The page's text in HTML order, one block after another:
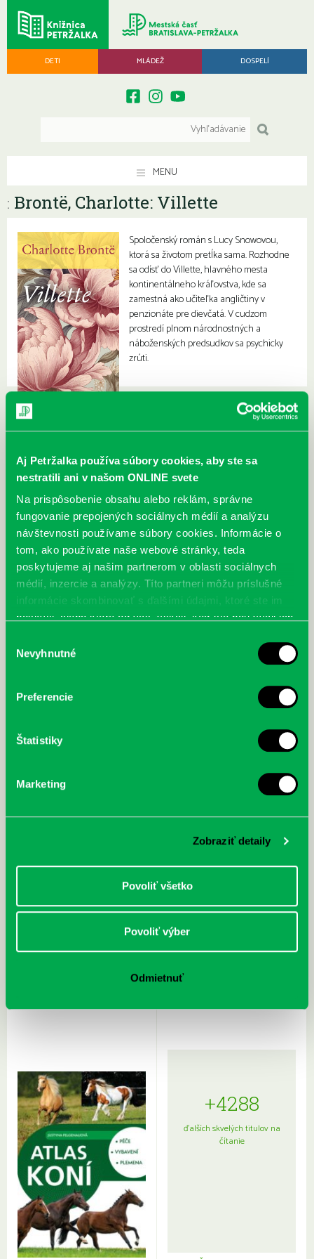
Aj Petržalka používa súbory cookies, aby ste sa
nestratili ani v našom ONLINE svete
Na prispôsobenie obsahu alebo reklám, správne
fungovanie prepojených sociálnych médií a analýzu
návštevnosti používame súbory cookies. Informácie o
tom, ako používate naše webové stránky, teda
poskytujeme aj našim partnerom v oblasti sociálnych
médií, inzercie a analýzy. Títo partneri môžu príslušné
informácie skombinovať s ďalšími údajmi, ktoré ste im
poskytli, alebo ktoré od vás získali, keď ste používali ich
súhlasu
Nevyhnutné
Preferencie
Štatistiky
Marketing
Zobraziť detaily
Povoliť všetko
Povoliť výber
Odmietnuť
DETI MLÁDEŽ DOSPELÍ
MENU
: Brontë, Charlotte: Villette
Spoločenský román s Lucy Snowovou,
ktorá sa životom pretĺka sama. Rozhodne
sa odísť do Villette, hlavného mesta
kontinentálneho kráľovstva, kde sa
zamestná ako učiteľka angličtiny v
penzionáte pre dievčatá. V cudzom
prostredí plnom národnostných a
náboženských predsudkov sa psychicky
zrúti.
McGrath, Andy: Tadej Pogačar:
cyklistu modernej doby:
nezastaviteľný
Sprievodca po hviezdnej oblohe
kompletný sprievodca
+4288
ďalších skvelých titulov na
čítanie